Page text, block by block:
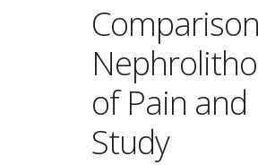
of Pain
Study